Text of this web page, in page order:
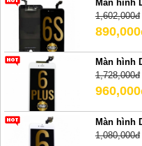
Màn hình
1,602,000đ
Màn hình
1,728,000đ
Màn hình
1,080,000đ